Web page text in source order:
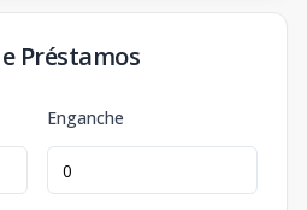
Préstamos
Enganche